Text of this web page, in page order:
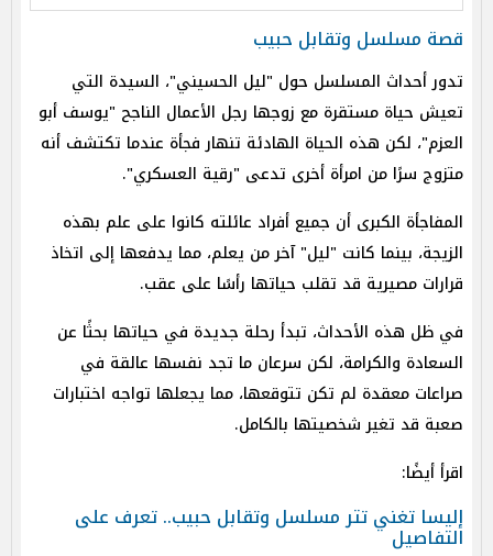
قصة مسلسل وتقابل حبيب
تدور أحداث المسلسل حول "ليل الحسيني"، السيدة التي
تعيش حياة مستقرة مع زوجها رجل الأعمال الناجح "يوسف أبو
العزم"، لكن هذه الحياة الهادئة تنهار فجأة عندما تكتشف أنه
متزوج سرًا من امرأة أخرى تدعى "رقية العسكري".
المفاجأة الكبرى أن جميع أفراد عائلته كانوا على علم بهذه
الزيجة، بينما كانت "ليل" آخر من يعلم، مما يدفعها إلى اتخاذ
قرارات مصيرية قد تقلب حياتها رأسًا على عقب.
في ظل هذه الأحداث، تبدأ رحلة جديدة في حياتها بحثًا عن
السعادة والكرامة، لكن سرعان ما تجد نفسها عالقة في
صراعات معقدة لم تكن تتوقعها، مما يجعلها تواجه اختبارات
صعبة قد تغير شخصيتها بالكامل.
اقرأ أيضًا:
إليسا تغني تتر مسلسل وتقابل حبيب.. تعرف على
التفاصيل